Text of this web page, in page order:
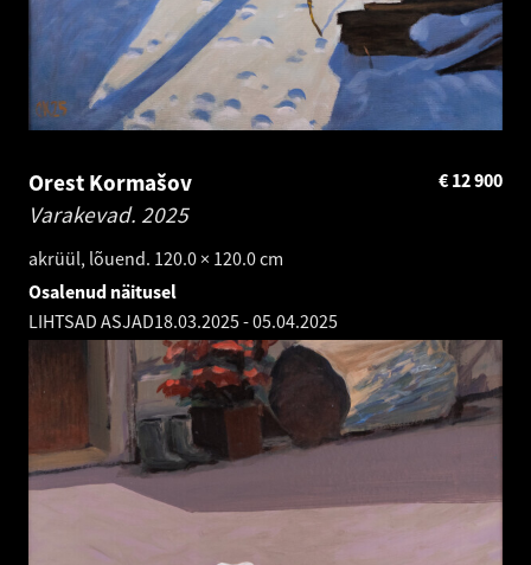
Orest Kormašov
Varakevad. 2025
akrüül, lõuend. 120.0 × 120.0 cm
12 900
€
Osalenud näitusel
LIHTSAD ASJAD18.03.2025-05.04.2025